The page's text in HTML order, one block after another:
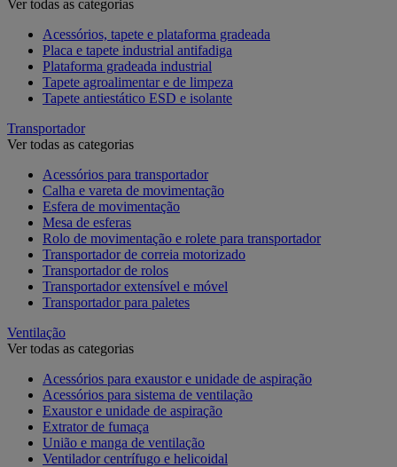
Ver todas as categorias
Acessórios, tapete e plataforma gradeada
Placa e tapete industrial antifadiga
Plataforma gradeada industrial
Tapete agroalimentar e de limpeza
Tapete antiestático ESD e isolante
Transportador
Ver todas as categorias
Acessórios para transportador
Calha e vareta de movimentação
Esfera de movimentação
Mesa de esferas
Rolo de movimentação e rolete para transportador
Transportador de correia motorizado
Transportador de rolos
Transportador extensível e móvel
Transportador para paletes
Ventilação
Ver todas as categorias
Acessórios para exaustor e unidade de aspiração
Acessórios para sistema de ventilação
Exaustor e unidade de aspiração
Extrator de fumaça
União e manga de ventilação
Ventilador centrífugo e helicoidal